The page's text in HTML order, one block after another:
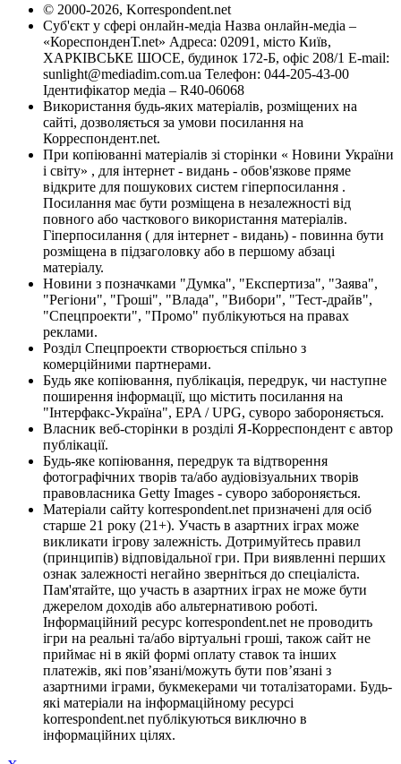
© 2000-2026, Korrespondent.net
Суб'єкт у сфері онлайн-медіа Назва онлайн-медіа –
«КореспонденТ.net» Адреса: 02091, місто Київ,
ХАРКІВСЬКЕ ШОСЕ, будинок 172-Б, офіс 208/1 E-mail:
sunlight@mediadim.com.ua Телефон: 044-205-43-00
Ідентифікатор медіа – R40-06068
Використання будь-яких матеріалів, розміщених на
сайті, дозволяється за умови посилання на
Корреспондент.net.
При копіюванні матеріалів зі сторінки « Новини України
і світу» , для інтернет - видань - обов'язкове пряме
відкрите для пошукових систем гіперпосилання .
Посилання має бути розміщена в незалежності від
повного або часткового використання матеріалів.
Гіперпосилання ( для інтернет - видань) - повинна бути
розміщена в підзаголовку або в першому абзаці
матеріалу.
Новини з позначками "Думка", "Експертиза", "Заява",
"Регіони", "Гроші", "Влада", "Вибори", "Тест-драйв",
"Спецпроекти", "Промо" публікуються на правах
реклами.
Розділ Спецпроекти створюється спільно з
комерційними партнерами.
Будь яке копіювання, публікація, передрук, чи наступне
поширення інформації, що містить посилання на
"Інтерфакс-Україна", EPA / UPG, суворо забороняється.
Власник веб-сторінки в розділі Я-Корреспондент є автор
публікації.
Будь-яке копіювання, передрук та відтворення
фотографічних творів та/або аудіовізуальних творів
правовласника Getty Images - суворо забороняється.
Матеріали сайту korrespondent.net призначені для осіб
старше 21 року (21+). Участь в азартних іграх може
викликати ігрову залежність. Дотримуйтесь правил
(принципів) відповідальної гри. При виявленні перших
ознак залежності негайно зверніться до спеціаліста.
Пам'ятайте, що участь в азартних іграх не може бути
джерелом доходів або альтернативою роботі.
Інформаційний ресурс korrespondent.net не проводить
ігри на реальні та/або віртуальні гроші, також сайт не
приймає ні в якій формі оплату ставок та інших
платежів, які пов’язані/можуть бути пов’язані з
азартними іграми, букмекерами чи тоталізаторами. Будь-
які матеріали на інформаційному ресурсі
korrespondent.net публікуються виключно в
інформаційних цілях.